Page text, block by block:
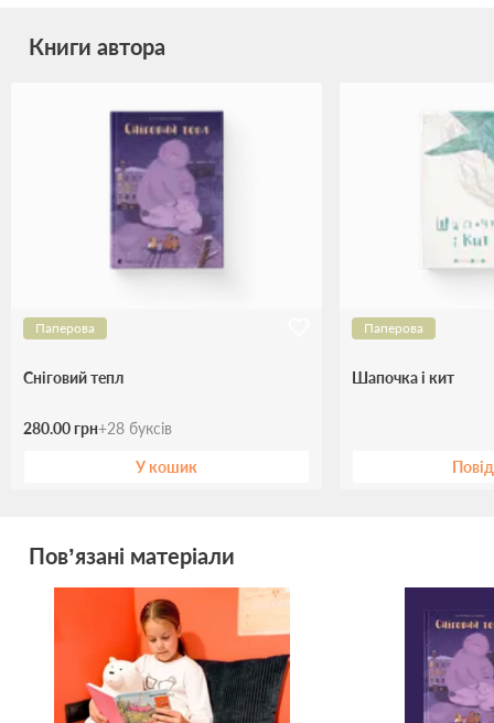
Книги автора
Паперова
Сніговий тепл
280.00 грн+28 буксів
У кошик
Паперова
Шапочка і кит
Пов’язані матеріали